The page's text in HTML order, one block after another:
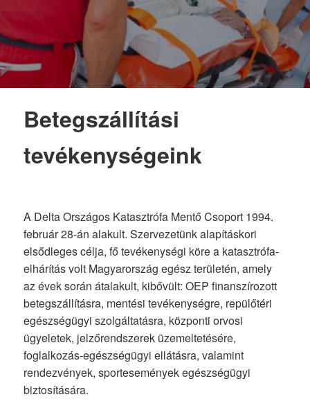
Betegszállítási
tevékenységeink
A Delta Országos Katasztrófa Mentő Csoport 1994.
február 28-án alakult. Szervezetünk alapításkori
elsődleges célja, fő tevékenységi köre a katasztrófa-
elhárítás volt Magyarország egész területén, amely
az évek során átalakult, kibővült: OEP finanszírozott
betegszállításra, mentési tevékenységre, repülőtéri
egészségügyi szolgáltatásra, központi orvosi
ügyeletek, jelzőrendszerek üzemeltetésére,
foglalkozás-egészségügyi ellátásra, valamint
rendezvények, sportesemények egészségügyi
biztosítására.